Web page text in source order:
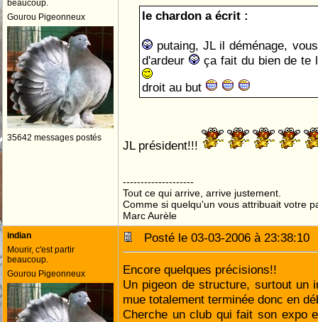
beaucoup.
Gourou Pigeonneux
35642 messages postés
le chardon a écrit :
putaing, JL il déménage,
d'ardeur
ça fait du bien de te
droit au but
JL président!!!
--------------------
Tout ce qui arrive, arrive justement.
Comme si quelqu'un vous attribuait votre
Marc Aurèle
indian
Mourir, c'est partir
beaucoup.
Gourou Pigeonneux
Posté le 03-03-2006 à
Encore quelques précisions!!
Un pigeon de structure, surtout un
mue totalement terminée donc en
Cherche un club qui fait son expo